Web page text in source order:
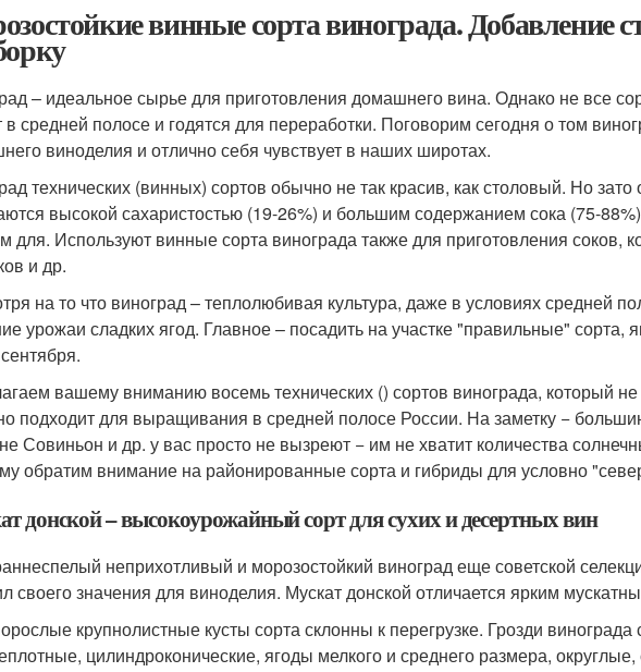
винные сорта винограда. Добавление
– идеальное сырье для приготовления домашнего вина. Однако не все
в средней полосе и годятся для переработки. Поговорим сегодня о том
виноделия и отлично себя чувствует в наших широтах.
технических (винных) сортов обычно не так красив, как столовый. Но
высокой сахаристостью (19-26%) и большим содержанием сока (75-
для. Используют винные сорта винограда также для приготовления соков,
и др.
на то что виноград – теплолюбивая культура, даже в условиях средней
урожаи сладких ягод. Главное – посадить на участке "правильные" сорта,
вашему вниманию восемь технических () сортов винограда, который
подходит для выращивания в средней полосе России. На заметку −
Совиньон и др. у вас просто не вызреют − им не хватит количества
обратим внимание на районированные сорта и гибриды для условно
донской – высокоурожайный сорт для сухих и десертных вин
неприхотливый и морозостойкий виноград еще советской
своего значения для виноделия. Мускат донской отличается ярким
крупнолистные кусты сорта склонны к перегрузке. Грозди винограда
цилиндроконические, ягоды мелкого и среднего размера,